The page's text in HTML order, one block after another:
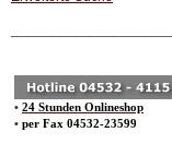
• 24 Stunden Onlineshop
• per Fax 04532-23599